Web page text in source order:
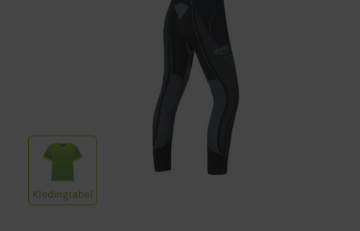
Kledingtabel